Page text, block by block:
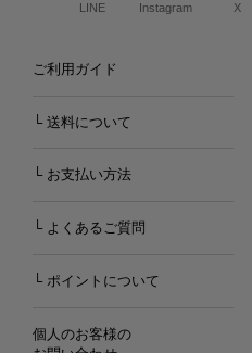
LINE Instagram X
ご利用ガイド
└ 送料について
└ お支払い方法
└ よくあるご質問
└ ポイントについて
個人のお客様の